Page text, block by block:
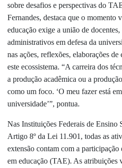
sobre desafios e perspectivas do
Fernandes, destaca que o momento
educação exige a união de
administrativos em defesa da
nas ações, reflexões, elaborações
este ecossistema. “A carreira dos
a produção acadêmica ou a
como um foco. ‘O meu fazer está
universidade’”, pontua.
Nas Instituições Federais de
Artigo 8º da Lei 11.901, todas as
extensão contam com a
em educação (TAE). As atribuições